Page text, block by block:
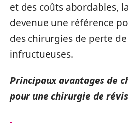
et des coûts abordables,
devenue une référence
des chirurgies de perte
infructueuses.
Principaux avantages de
pour une chirurgie de